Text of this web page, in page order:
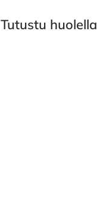
Tutustu